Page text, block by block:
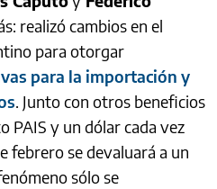
realizó cambios en el
para otorgar
para la importación y
. Junto con otros beneficios
PAIS y un dólar cada vez
febrero se devaluará a un
sólo se